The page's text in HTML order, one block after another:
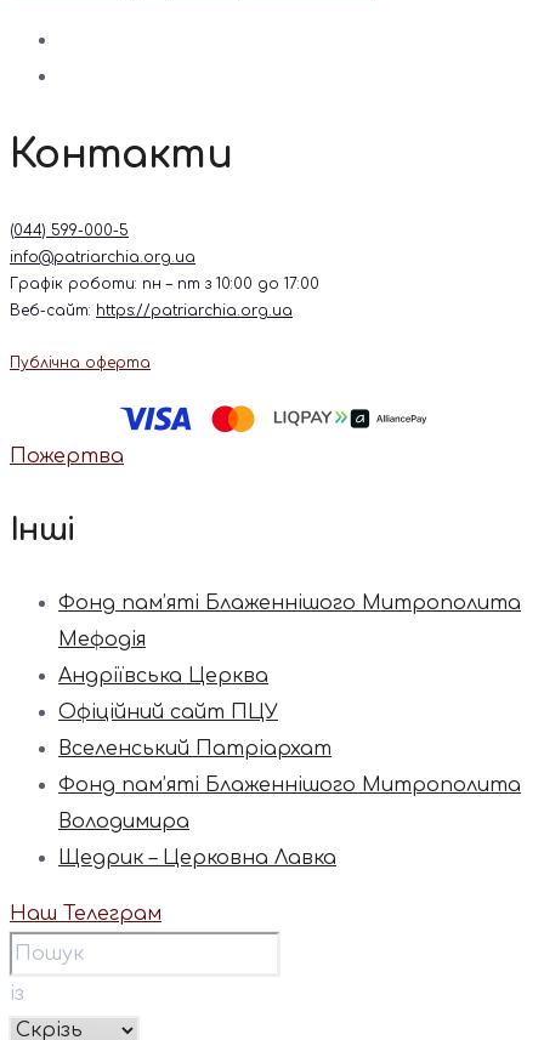
Контакти
(044) 599-000-5
info@patriarchia.org.ua
Графік роботи: пн – пт з 10:00 до 17:00
Веб-сайт: https://patriarchia.org.ua
Публічна оферта
Пожертва
Інші
Фонд пам’яті Блаженнішого Митрополита
Мефодія
Андріївська Церква
Офіційний сайт ПЦУ
Вселенський Патріархат
Фонд пам’яті Блаженнішого Митрополита
Володимира
Щедрик – Церковна Лавка
Наш Телеграм
із